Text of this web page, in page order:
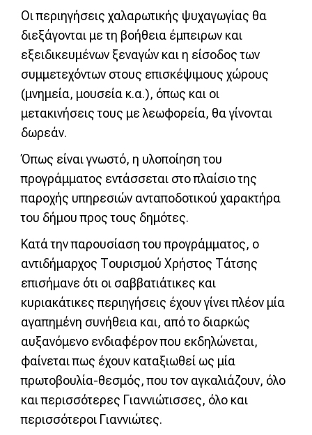
Οι περιηγήσεις χαλαρωτικής ψυχαγωγίας θα
διεξάγονται με τη βοήθεια έμπειρων και
εξειδικευμένων ξεναγών και η είσοδος των
συμμετεχόντων στους επισκέψιμους χώρους
(μνημεία, μουσεία κ.α.), όπως και οι
μετακινήσεις τους με λεωφορεία, θα γίνονται
δωρεάν.
Όπως είναι γνωστό, η υλοποίηση του
προγράμματος εντάσσεται στο πλαίσιο της
παροχής υπηρεσιών ανταποδοτικού χαρακτήρα
του δήμου προς τους δημότες.
Κατά την παρουσίαση του προγράμματος, ο
αντιδήμαρχος Τουρισμού Χρήστος Τάτσης
επισήμανε ότι οι σαββατιάτικες και
κυριακάτικες περιηγήσεις έχουν γίνει πλέον μία
αγαπημένη συνήθεια και, από το διαρκώς
αυξανόμενο ενδιαφέρον που εκδηλώνεται,
φαίνεται πως έχουν καταξιωθεί ως μία
πρωτοβουλία-θεσμός, που τον αγκαλιάζουν, όλο
και περισσότερες Γιαννιώτισσες, όλο και
περισσότεροι Γιαννιώτες.